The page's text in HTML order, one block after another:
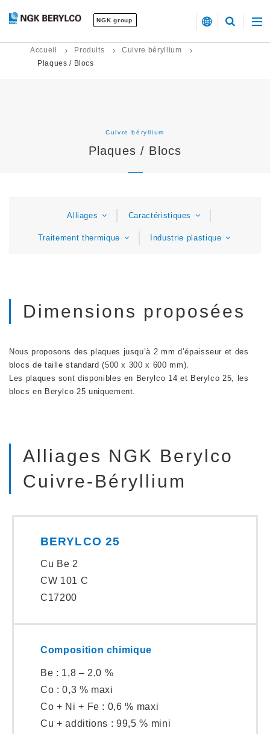
NGK group
Accueil Produits
Cuivre béryllium
Plaques / Blocs
Cuivre béryllium
Plaques / Blocs
Alliages Caractéristiques
Traitement thermique Industrie plastique
Dimensions proposées
Nous proposons des plaques jusqu’à 2 mm d’épaisseur et des
blocs de taille standard (500 x 300 x 600 mm).
Les plaques sont disponibles en Berylco 14 et Berylco 25, les
blocs en Berylco 25 uniquement.
Alliages NGK Berylco
Cuivre-Béryllium
BERYLCO 25
Cu Be 2
CW 101 C
C17200
Composition chimique
Be : 1,8 – 2,0 %
Co : 0,3 % maxi
Co + Ni + Fe : 0,6 % maxi
Cu + additions : 99,5 % mini